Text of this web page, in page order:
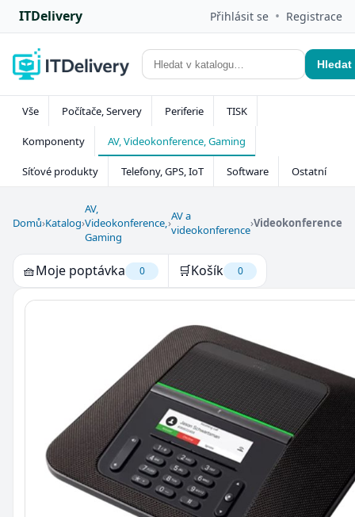
ITDelivery Přihlásit se • Registrace
Hledat
Vše Počítače, Servery Periferie TISK
Komponenty AV, Videokonference, Gaming
Síťové produkty Telefony, GPS, IoT Software Ostatní
Domů›Katalog›
AV,
Videokonference,
Gaming
›AV a
videokonference›Videokonference
🧺Moje poptávka 0 🛒Košík 0